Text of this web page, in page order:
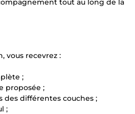
tout au long de la
vous recevrez :
;
proposée ;
des différentes couches ;
;